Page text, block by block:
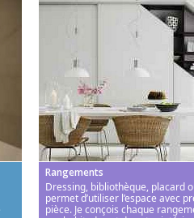
Rangements
Dressing, bibliothèque, placard
permet d’utiliser l’espace avec
pièce. Je conçois chaque